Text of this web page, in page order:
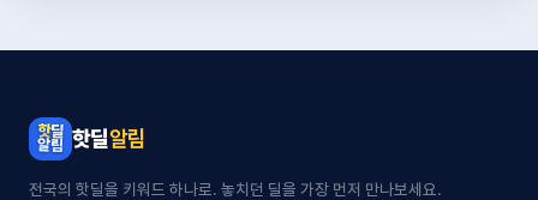
핫딜알림
전국의 핫딜을 키워드 하나로. 놓치던 딜을 가장 먼저 만나보세요.